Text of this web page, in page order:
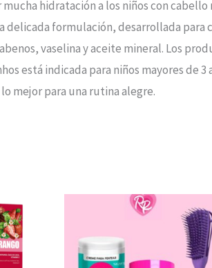
mucha hidratación a los niños con cabello
formulación, desarrollada para
vaselina y aceite mineral. Los
está indicada para niños mayores de
mejor para una rutina alegre.